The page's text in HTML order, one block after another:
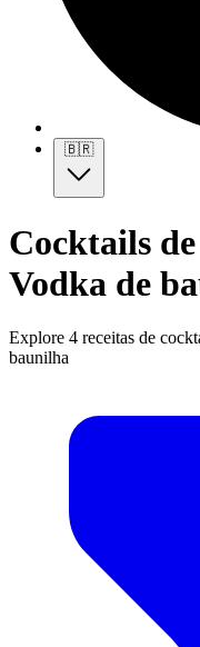
🇧🇷
Cocktails
Vodka de
Explore 4 receitas de
baunilha